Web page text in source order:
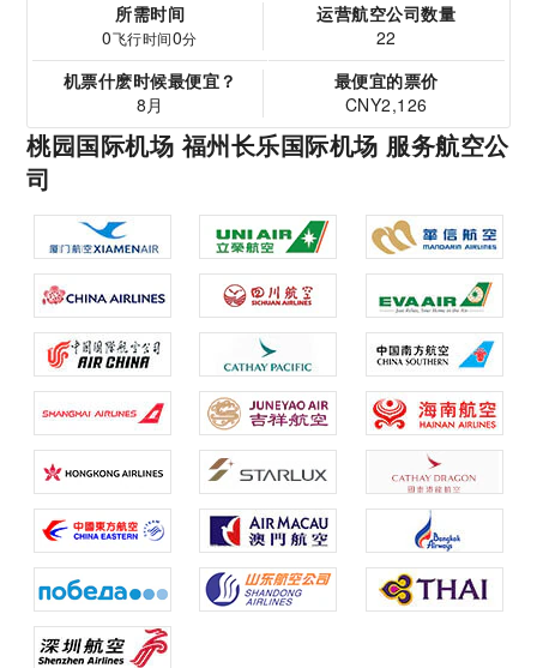
所需时间
0飞行时间0分
运营航空公司数量
22
机票什麽时候最便宜？
8月
最便宜的票价
CNY2,126
桃园国际机场 福州长乐国际机场 服务航空公
司